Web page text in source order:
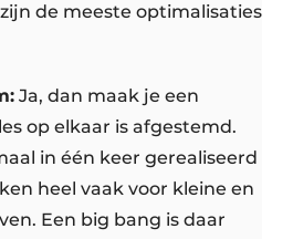
de meeste optimalisaties
Ja, dan maak je een
op elkaar is afgestemd.
in één keer gerealiseerd
heel vaak voor kleine en
Een big bang is daar